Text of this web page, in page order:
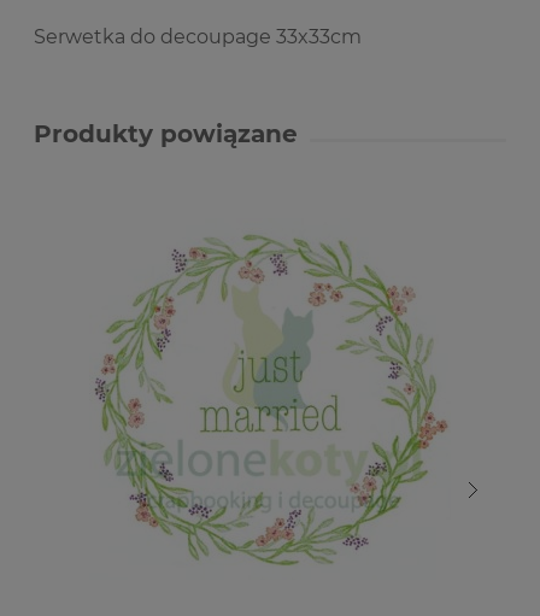
Serwetka do decoupage 33x33cm
Produkty powiązane